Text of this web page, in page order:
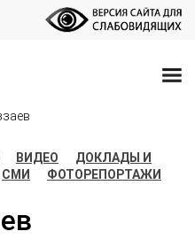
ВИДЕО
ДОКЛАДЫ И
СМИ ФОТОРЕПОРТАЖИ